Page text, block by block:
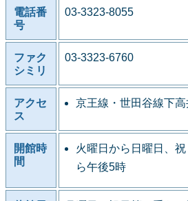
電話番
号
03-3323-8055
ファク
シミリ
03-3323-6760
アクセ
ス
京王線・世田谷線下
開館時
間
火曜日から日曜日、
ら午後5時